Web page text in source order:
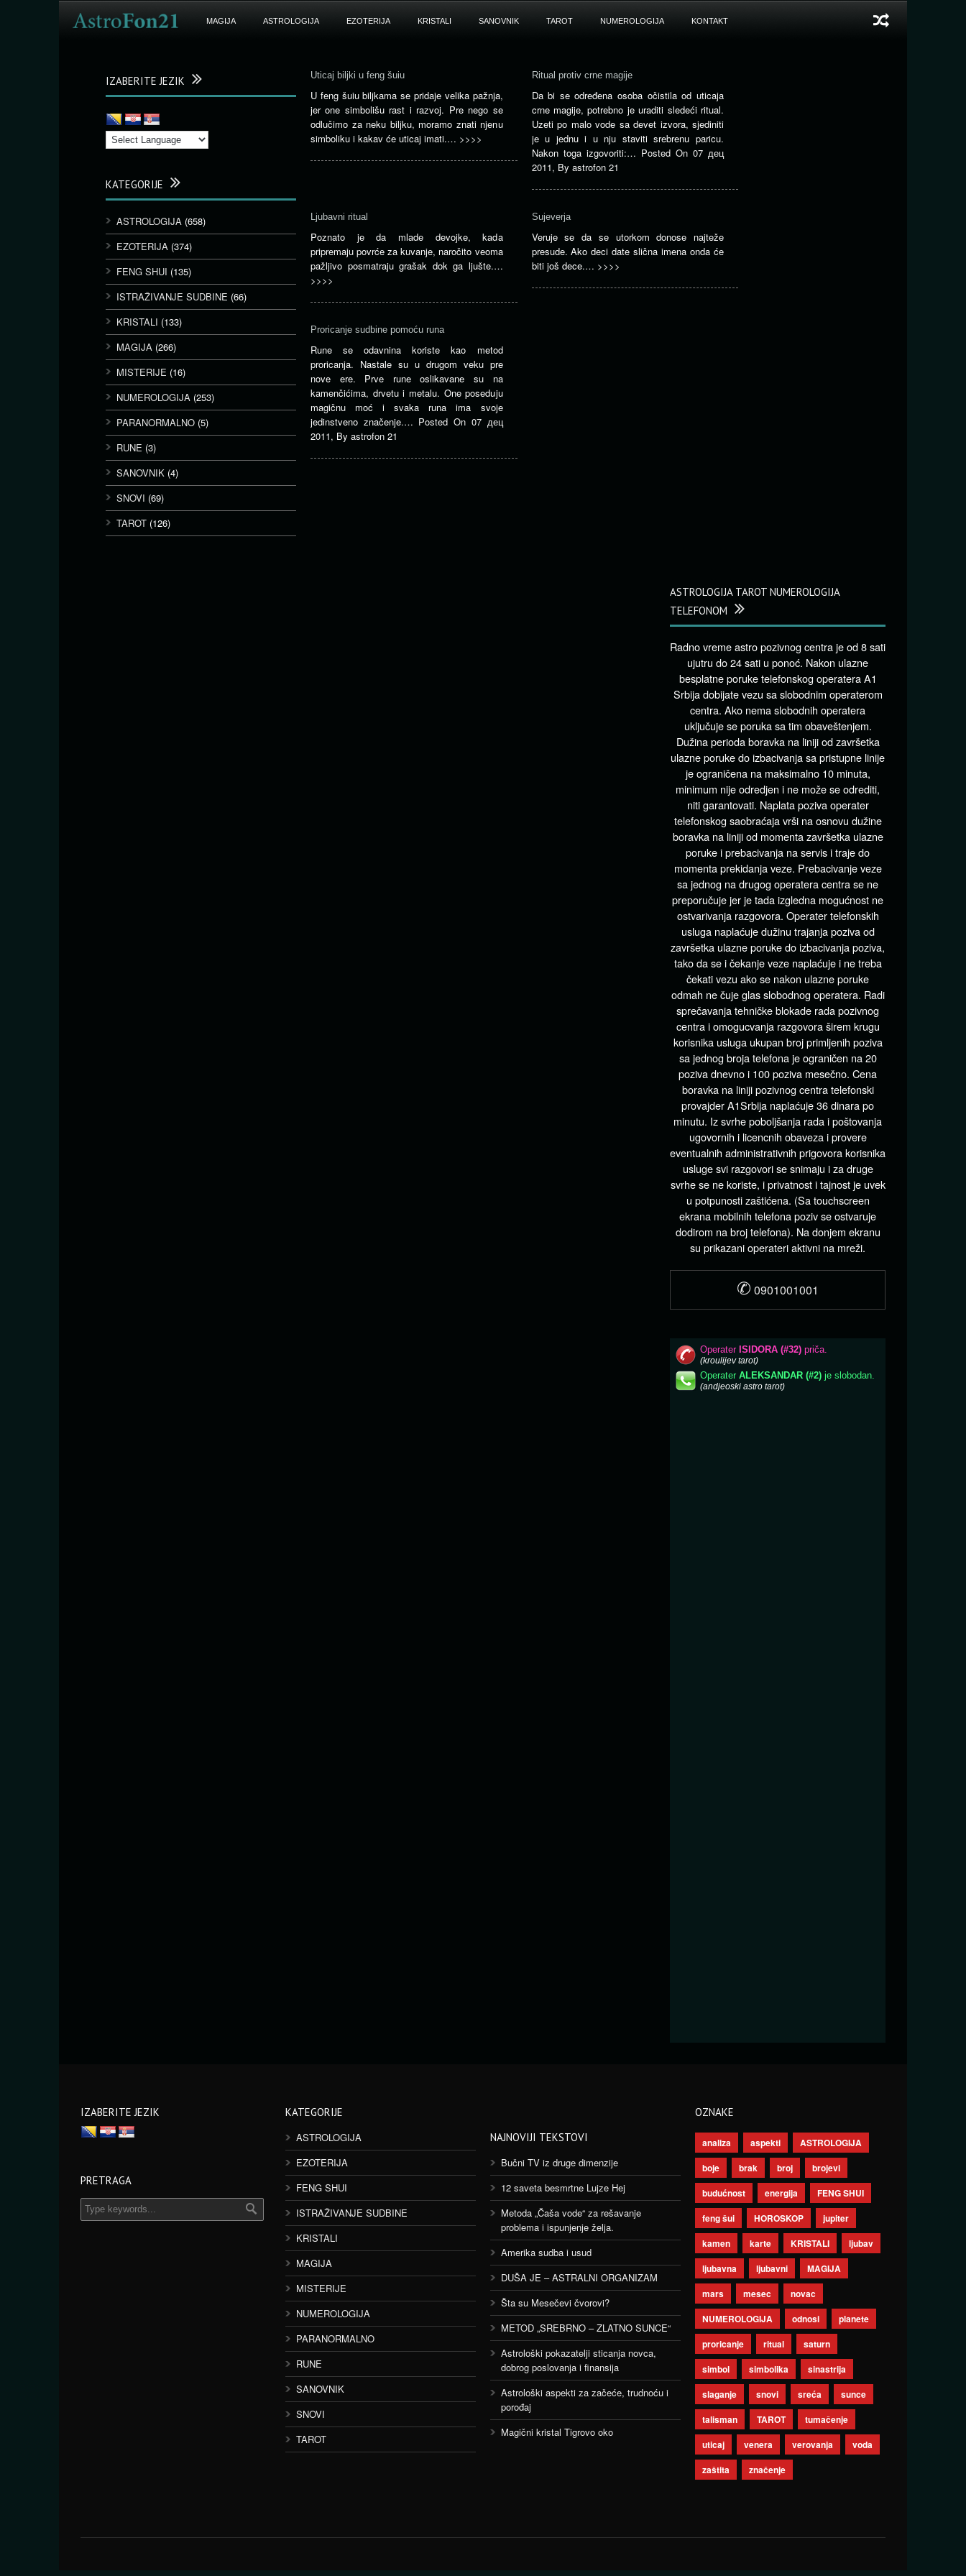
MAGIJA ASTROLOGIJA EZOTERIJA KRISTALI SANOVNIK TAROT NUMEROLOGIJA KONTAKT
Uticaj biljki u feng šuiu
U feng šuiu biljkama se pridaje velika pažnja,
jer one simbolišu rast i razvoj. Pre nego se
odlučimo za neku biljku, moramo znati njenu
simboliku i kakav će uticaj imati.… >>>>
Ritual protiv crne magije
Da bi se određena osoba očistila od uticaja
crne magije, potrebno je uraditi sledeći ritual.
Uzeti po malo vode sa devet izvora, sjediniti
je u jednu i u nju staviti srebrenu paricu.
Nakon toga izgovoriti:… Posted On 07 дец
2011, By astrofon 21
Ljubavni ritual
Poznato je da mlade devojke, kada
pripremaju povrće za kuvanje, naročito veoma
pažljivo posmatraju grašak dok ga ljušte.…
>>>>
Sujeverja
Veruje se da se utorkom donose najteže
presude. Ako deci date slična imena onda će
biti još dece.… >>>>
Proricanje sudbine pomoću runa
Rune se odavnina koriste kao metod
proricanja. Nastale su u drugom veku pre
nove ere. Prve rune oslikavane su na
kamenčićima, drvetu i metalu. One poseduju
magičnu moć i svaka runa ima svoje
jedinstveno značenje.… Posted On 07 дец
2011, By astrofon 21
IZABERITE JEZIK
KATEGORIJE
ASTROLOGIJA (658)
EZOTERIJA (374)
FENG SHUI (135)
ISTRAŽIVANJE SUDBINE (66)
KRISTALI (133)
MAGIJA (266)
MISTERIJE (16)
NUMEROLOGIJA (253)
PARANORMALNO (5)
RUNE (3)
SANOVNIK (4)
SNOVI (69)
TAROT (126)
ASTROLOGIJA TAROT NUMEROLOGIJA
TELEFONOM
Radno vreme astro pozivnog centra je od 8 sati
ujutru do 24 sati u ponoć. Nakon ulazne
besplatne poruke telefonskog operatera A1
Srbija dobijate vezu sa slobodnim operaterom
centra. Ako nema slobodnih operatera
uključuje se poruka sa tim obaveštenjem.
Dužina perioda boravka na liniji od završetka
ulazne poruke do izbacivanja sa pristupne linije
je ograničena na maksimalno 10 minuta,
minimum nije odredjen i ne može se odrediti,
niti garantovati. Naplata poziva operater
telefonskog saobraćaja vrši na osnovu dužine
boravka na liniji od momenta završetka ulazne
poruke i prebacivanja na servis i traje do
momenta prekidanja veze. Prebacivanje veze
sa jednog na drugog operatera centra se ne
preporučuje jer je tada izgledna mogućnost ne
ostvarivanja razgovora. Operater telefonskih
usluga naplaćuje dužinu trajanja poziva od
završetka ulazne poruke do izbacivanja poziva,
tako da se i čekanje veze naplaćuje i ne treba
čekati vezu ako se nakon ulazne poruke
odmah ne čuje glas slobodnog operatera. Radi
sprečavanja tehničke blokade rada pozivnog
centra i omogucvanja razgovora širem krugu
korisnika usluga ukupan broj primljenih poziva
sa jednog broja telefona je ograničen na 20
poziva dnevno i 100 poziva mesečno. Cena
boravka na liniji pozivnog centra telefonski
provajder A1Srbija naplaćuje 36 dinara po
minutu. Iz svrhe poboljšanja rada i poštovanja
ugovornih i licencnih obaveza i provere
eventualnih administrativnih prigovora korisnika
usluge svi razgovori se snimaju i za druge
svrhe se ne koriste, i privatnost i tajnost je uvek
u potpunosti zaštićena. (Sa touchscreen
ekrana mobilnih telefona poziv se ostvaruje
dodirom na broj telefona). Na donjem ekranu
su prikazani operateri aktivni na mreži.
✆ 0901001001
IZABERITE JEZIK
PRETRAGA
KATEGORIJE
ASTROLOGIJA
EZOTERIJA
FENG SHUI
ISTRAŽIVANJE SUDBINE
KRISTALI
MAGIJA
MISTERIJE
NUMEROLOGIJA
PARANORMALNO
RUNE
SANOVNIK
SNOVI
TAROT
NAJNOVIJI TEKSTOVI
Bučni TV iz druge dimenzije
12 saveta besmrtne Lujze Hej
Metoda „Čaša vode“ za rešavanje
problema i ispunjenje želja.
Amerika sudba i usud
DUŠA JE – ASTRALNI ORGANIZAM
Šta su Mesečevi čvorovi?
METOD „SREBRNO – ZLATNO SUNCE“
Astrološki pokazatelji sticanja novca,
dobrog poslovanja i finansija
Astrološki aspekti za začeće, trudnoću i
porođaj
Magični kristal Tigrovo oko
OZNAKE
analiza aspekti
ASTROLOGIJA
boje
brak broj
brojevi
budućnost
energija
FENG SHUI
feng šui
HOROSKOP
jupiter
kamen
karte KRISTALI
ljubav
ljubavna
ljubavni
MAGIJA
mars
mesec
novac
NUMEROLOGIJA
odnosi
planete
proricanje
ritual
saturn
simbol
simbolika
sinastrija
slaganje
snovi sreća
sunce
talisman
TAROT
tumačenje
uticaj
venera verovanja
voda
zaštita
značenje